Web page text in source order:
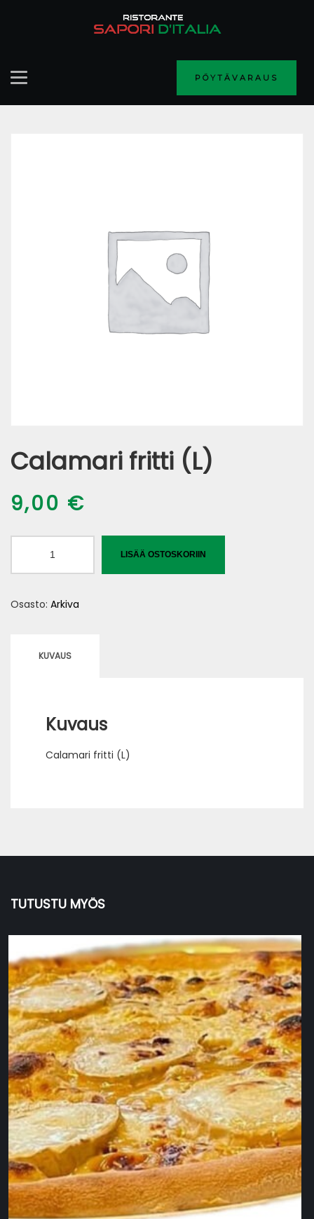
PÖYTÄVARAUS
Calamari fritti (L)
9,00 €
määrä
LISÄÄ OSTOSKORIIN
Osasto: Arkiva
KUVAUS
Kuvaus
Calamari fritti (L)
TUTUSTU MYÖS